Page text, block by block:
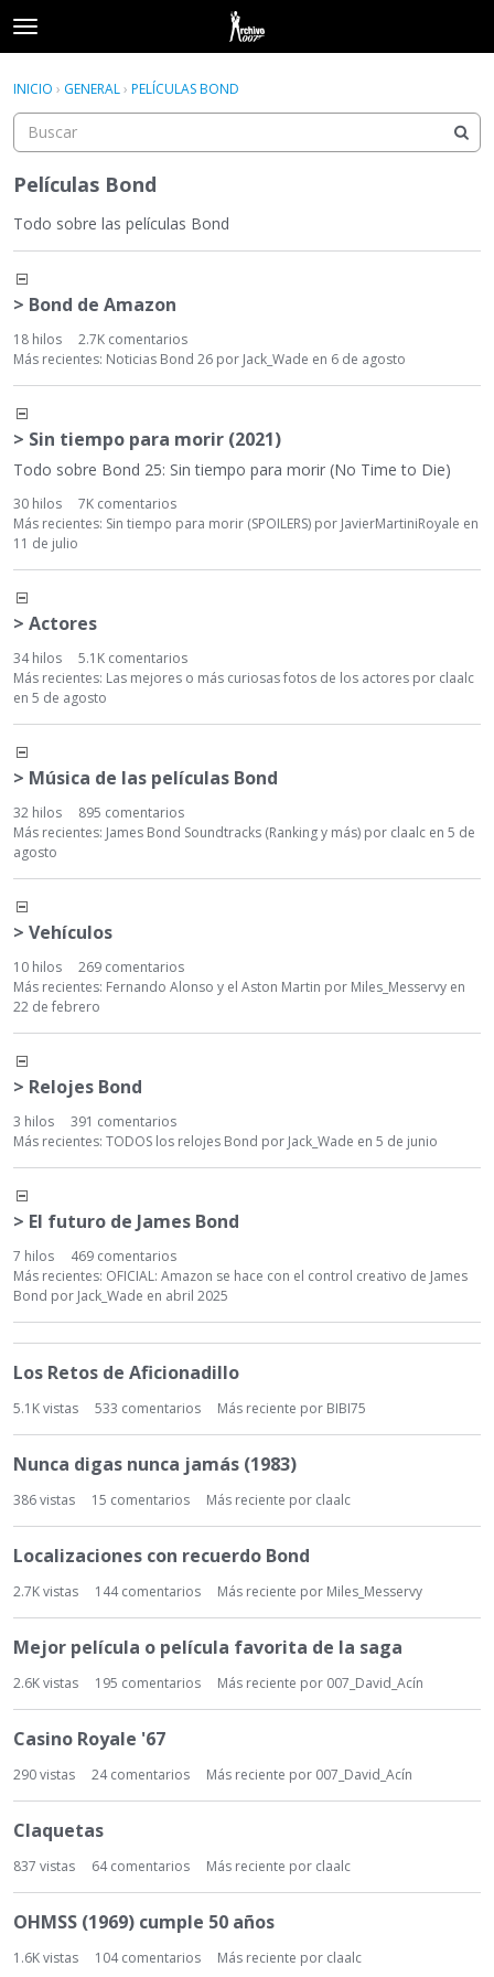
t
o
g
e
m
e
n
Acceder
Hilos
Acceder Registrarse
INICIO › GENERAL› PELÍCULAS BOND
Películas Bond
Todo sobre las películas Bond
i
s
t
a
d
e
c
t
e
g
o
r
í
a
> Bond de Amazon
18 hilos 2.7K comentarios
Más recientes: Noticias Bond 26 por Jack_Wade en 6 de agosto
> Sin tiempo para morir (2021)
Todo sobre Bond 25: Sin tiempo para morir (No Time to Die)
30 hilos 7K comentarios
Más recientes: Sin tiempo para morir (SPOILERS) por JavierMartiniRoyale en
11 de julio
> Actores
34hilos 5.1K comentarios
Más recientes: Las mejores o más curiosas fotos de los actores por claalc
en 5 de agosto
> Música de las películas Bond
32 hilos 895 comentarios
Más recientes: James Bond Soundtracks (Ranking y más) por claalc en 5 de
agosto
> Vehículos
10 hilos 269 comentarios
Más recientes: Fernando Alonso y el Aston Martin por Miles_Messervy en
22 de febrero
> Relojes Bond
3 hilos 391 comentarios
Más recientes: TODOS los relojes Bond por Jack_Wade en 5 de junio
> El futuro de James Bond
7 hilos 469 comentarios
Más recientes: OFICIAL: Amazon se hace con el control creativo de James
Bond por Jack_Wade en abril 2025
i
s
a
d
e
d
i
c
u
s
ó
n
Los Retos de Aficionadillo
5.1Kvistas 533 comentarios Más reciente por BIBI75
Nunca digas nunca jamás (1983)
386vistas 15 comentarios Más reciente por claalc
Localizaciones con recuerdo Bond
2.7Kvistas 144comentarios Más reciente por Miles_Messervy
Mejor película o película favorita de la saga
2.6Kvistas 195 comentarios Más reciente por 007_David_Acín
Casino Royale '67
290vistas 24comentarios Más reciente por 007_David_Acín
Claquetas
837 vistas 64comentarios Más reciente por claalc
OHMSS (1969) cumple 50 años
1.6Kvistas 104comentarios Más reciente por claalc